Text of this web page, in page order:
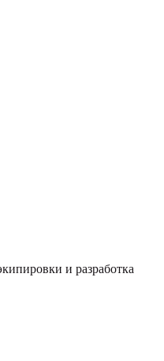
и разработка